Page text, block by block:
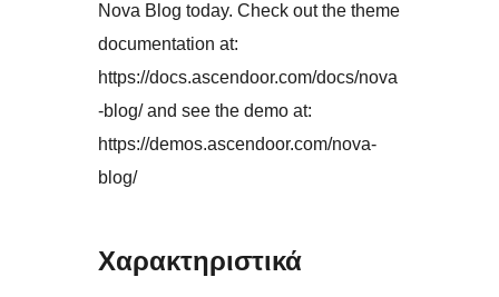
Nova Blog today. Check out the theme
documentation at:
https://docs.ascendoor.com/docs/nova
-blog/ and see the demo at:
https://demos.ascendoor.com/nova-
blog/
Χαρακτηριστικά